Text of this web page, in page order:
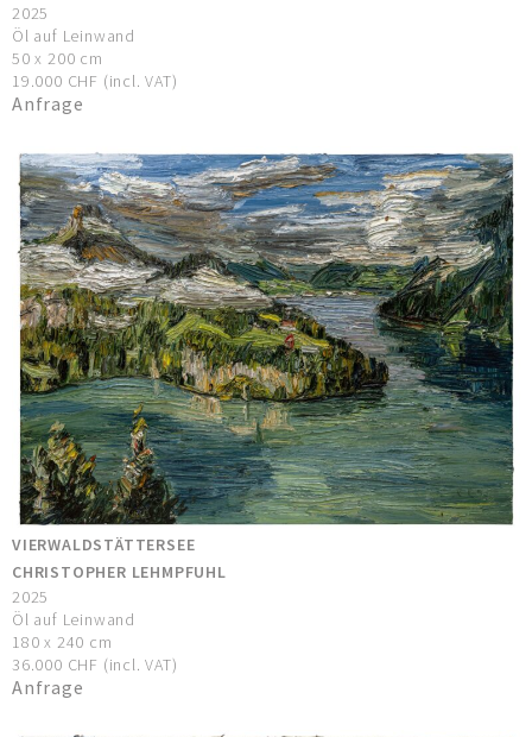
2025
Öl auf Leinwand
50 x 200 cm
19.000 CHF (incl. VAT)
Anfrage
VIERWALDSTÄTTERSEE
CHRISTOPHER LEHMPFUHL
2025
Öl auf Leinwand
180 x 240 cm
36.000 CHF (incl. VAT)
Anfrage